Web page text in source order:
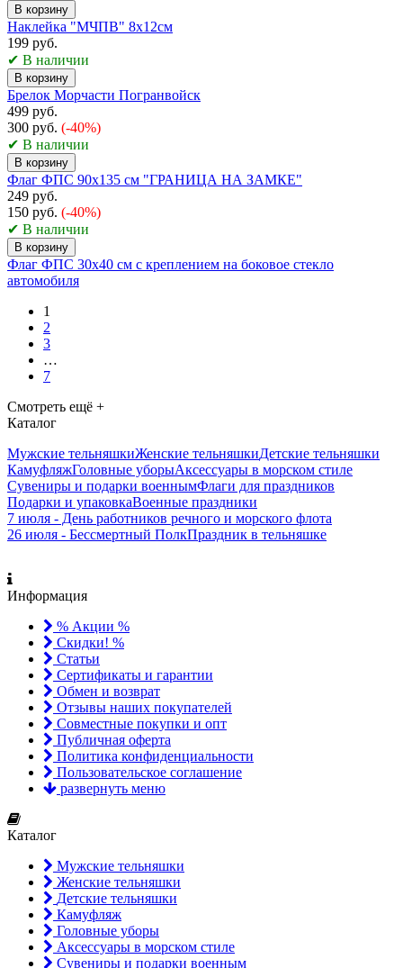
В корзину
Наклейка "МЧПВ" 8х12см
199 руб.
✔ В наличии
В корзину
Брелок Морчасти Погранвойск
499 руб.
300 руб. (-40%)
✔ В наличии
В корзину
Флаг ФПС 90х135 см "ГРАНИЦА НА ЗАМКЕ"
249 руб.
150 руб. (-40%)
✔ В наличии
В корзину
Флаг ФПС 30х40 см с креплением на боковое стекло
автомобиля
1
2
3
…
7
Смотреть ещё +
Каталог
Мужские тельняшкиЖенские тельняшкиДетские тельняшки
КамуфляжГоловные уборыАксессуары в морском стиле
Сувениры и подарки военнымФлаги для праздников
Подарки и упаковкаВоенные праздники
7 июля - День работников речного и морского флота
26 июля - Бессмертный ПолкПраздник в тельняшке
Информация
% Акции %
Скидки! %
Статьи
Сертификаты и гарантии
Обмен и возврат
Отзывы наших покупателей
Совместные покупки и опт
Публичная оферта
Политика конфиденциальности
Пользовательское соглашение
развернуть меню
Каталог
Мужские тельняшки
Женские тельняшки
Детские тельняшки
Камуфляж
Головные уборы
Аксессуары в морском стиле
Сувениры и подарки военным